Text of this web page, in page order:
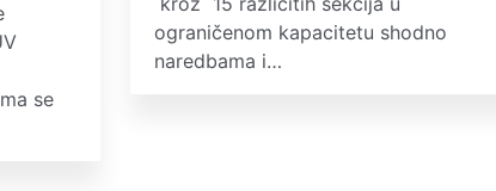
se
ograničenom kapacitetu shodno
naredbama i…